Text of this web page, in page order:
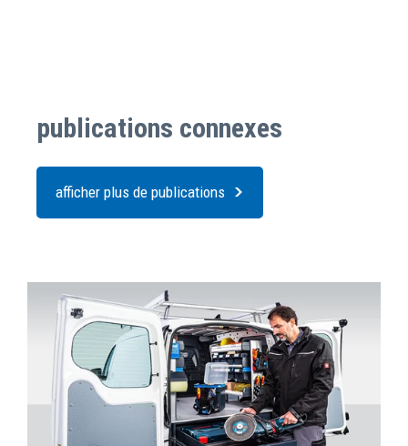
publications connexes
afficher plus de publications